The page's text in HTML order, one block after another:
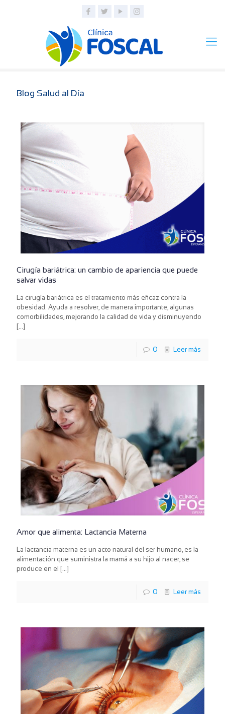
Blog Salud al Día
Cirugía bariátrica: un cambio de apariencia que puede
salvar vidas
La cirugía bariátrica es el tratamiento más eficaz contra la
obesidad. Ayuda a resolver, de manera importante, algunas
comorbilidades, mejorando la calidad de vida y disminuyendo
[…]
0 Leer más
Amor que alimenta: Lactancia Materna
La lactancia materna es un acto natural del ser humano, es la
alimentación que suministra la mamá a su hijo al nacer, se
produce en el […]
0 Leer más